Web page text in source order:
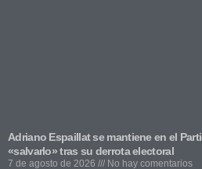
Adriano Espaillat se mantiene en el
«salvarlo» tras su derrota electoral
7 de agosto de 2026 No hay comentarios